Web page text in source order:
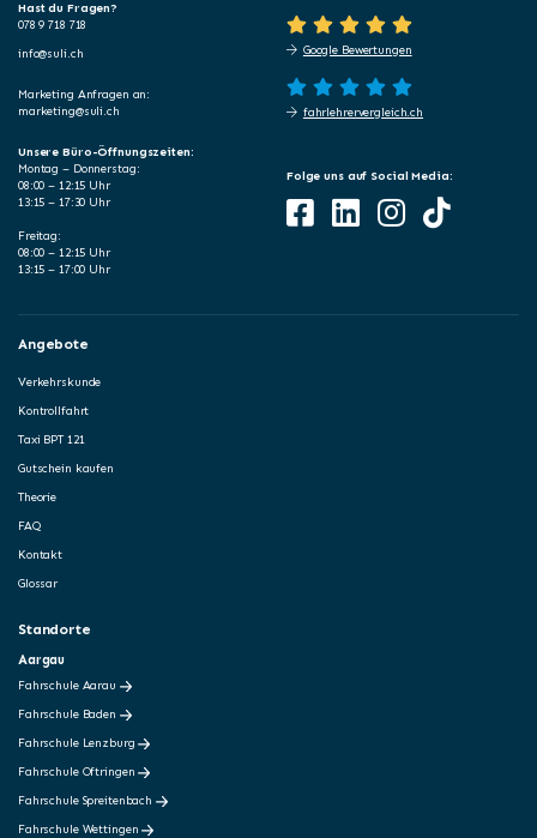
Hast du Fragen?
078 9 718 718
info@suli.ch
Marketing Anfragen an:
marketing@suli.ch
Google Bewertungen
fahrlehrervergleich.ch
Unsere Büro-Öffnungszeiten:
Montag – Donnerstag:
08:00 – 12:15 Uhr
13:15 – 17:30 Uhr
Freitag:
08:00 – 12:15 Uhr
13:15 – 17:00 Uhr
Folge uns auf Social Media:
Angebote
Verkehrskunde
Kontrollfahrt
Taxi BPT 121
Gutschein kaufen
Theorie
FAQ
Kontakt
Glossar
Standorte
Aargau
Fahrschule Aarau
Fahrschule Baden
Fahrschule Lenzburg
Fahrschule Oftringen
Fahrschule Spreitenbach
Fahrschule Wettingen